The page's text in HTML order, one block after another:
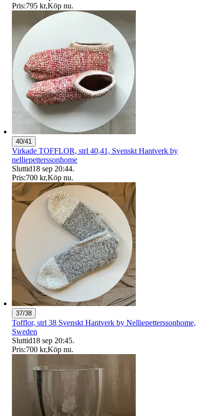
Pris:795 kr,Köp nu.
40/41
Virkade TOFFLOR, strl 40,41, Svenskt Hantverk by
nelliepetterssonhome
Sluttid18 sep 20:44.
Pris:700 kr,Köp nu.
37/38
Tofflor, strl 38 Svenskt Hantverk by Nelliepetterssonhome,
Sweden
Sluttid18 sep 20:45.
Pris:700 kr,Köp nu.